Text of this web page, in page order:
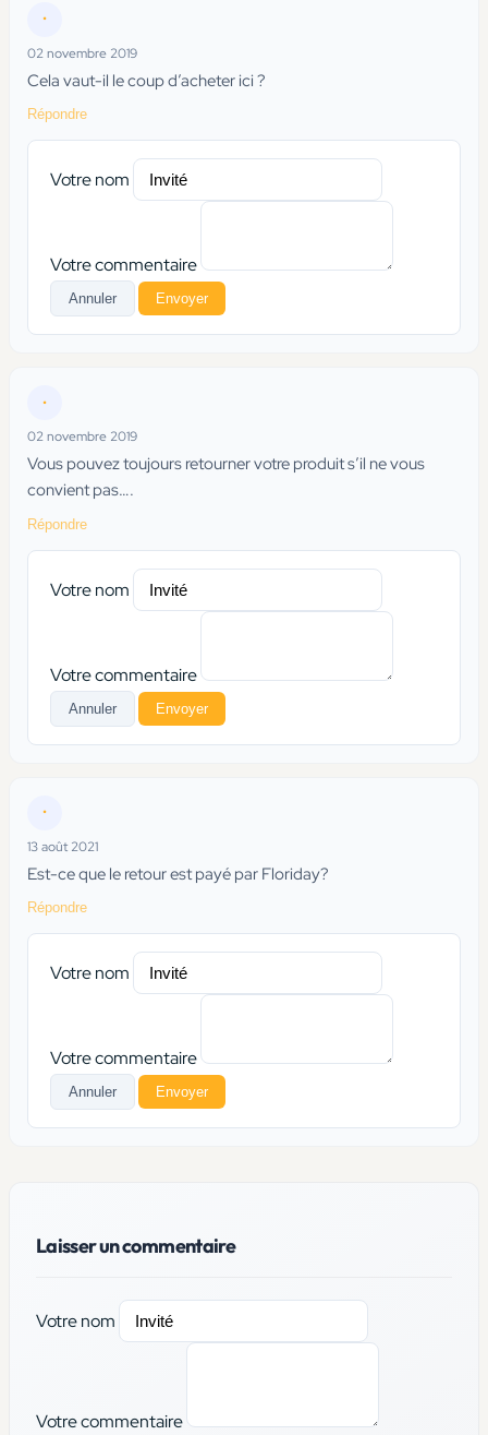
•
02 novembre 2019
Cela vaut-il le coup d’acheter ici ?
Répondre
Votre nom
Votre commentaire
Annuler Envoyer
•
02 novembre 2019
Vous pouvez toujours retourner votre produit s’il ne vous
convient pas….
Répondre
Votre nom
Votre commentaire
Annuler Envoyer
•
13 août 2021
Est-ce que le retour est payé par Floriday?
Répondre
Votre nom
Votre commentaire
Annuler Envoyer
Laisser un commentaire
Votre nom
Votre commentaire